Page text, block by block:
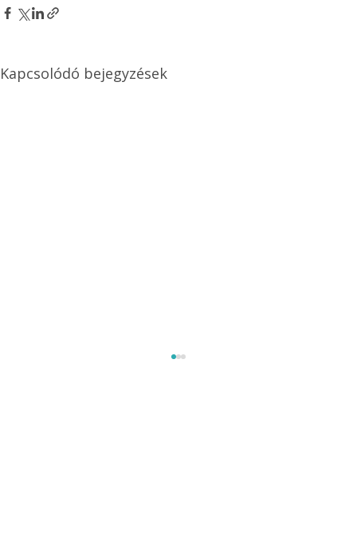
Kapcsolódó bejegyzések